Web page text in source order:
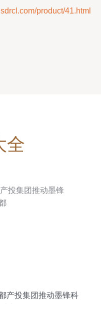
product/41.html
全
产投集团推动墨锋科